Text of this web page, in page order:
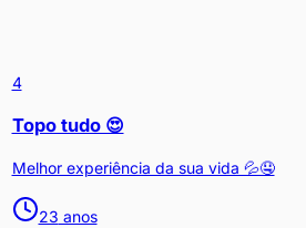
4
Topo tudo 😍
Melhor experiência da sua vida 💦🤤
23 anos